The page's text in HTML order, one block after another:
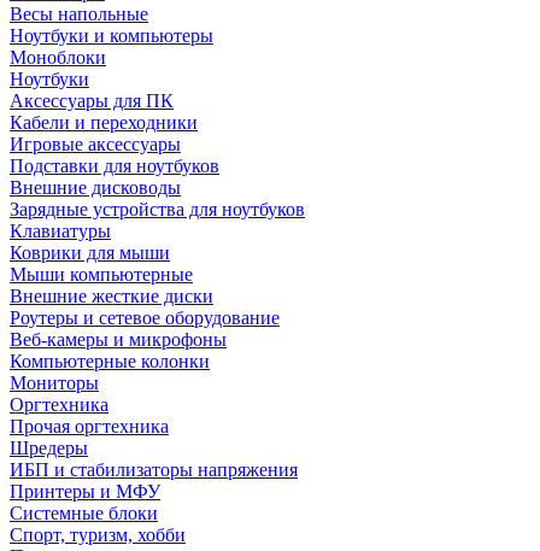
Весы напольные
Ноутбуки и компьютеры
Моноблоки
Ноутбуки
Аксессуары для ПК
Кабели и переходники
Игровые аксессуары
Подставки для ноутбуков
Внешние дисководы
Зарядные устройства для ноутбуков
Клавиатуры
Коврики для мыши
Мыши компьютерные
Внешние жесткие диски
Роутеры и сетевое оборудование
Веб-камеры и микрофоны
Компьютерные колонки
Мониторы
Оргтехника
Прочая оргтехника
Шредеры
ИБП и стабилизаторы напряжения
Принтеры и МФУ
Системные блоки
Спорт, туризм, хобби